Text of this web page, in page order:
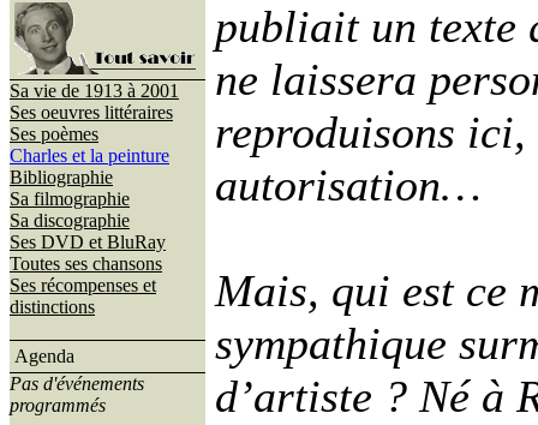
Sa vie de 1913 à 2001
Ses oeuvres littéraires
Ses poèmes
Charles et la peinture
Bibliographie
Sa filmographie
Sa discographie
Ses DVD et BluRay
Toutes ses chansons
Ses récompenses et
distinctions
Agenda
Pas d'événements
programmés
publiait un texte
ne laissera
reproduisons ici,
autorisation…
Mais, qui est ce
sympathique
d’artiste ? Né à